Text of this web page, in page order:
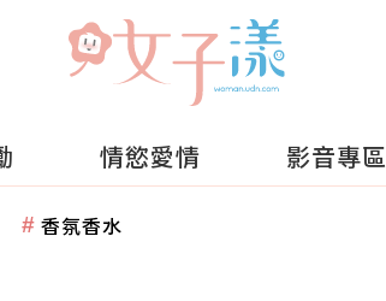
情慾愛情 影音專區
香氛香水